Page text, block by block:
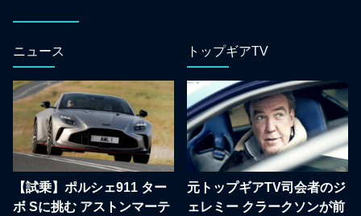
ニュース
【試乗】ポルシェ911 ター
ボ Sに挑む アストンマーテ
トップギアTV
元トップギアTV司会者のジ
ェレミー クラークソンが前